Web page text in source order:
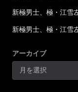
新極男士、極・江雪
新極男士、極・江雪
アーカイブ